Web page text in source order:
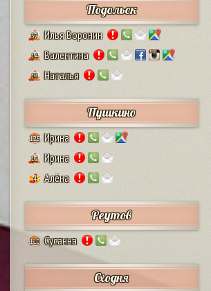
Подольск
37 Илья Воронин
14 Валентина
13 Наталья
Пушкино
125 Ирина
12 Ирина
4 Алёна
Реутов
110 Сусанна
Сходня